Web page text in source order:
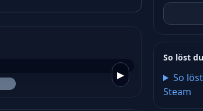
▶
So löst
So
Steam